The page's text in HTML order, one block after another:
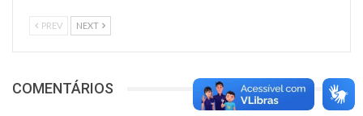
PREV NEXT
COMENTÁRIOS